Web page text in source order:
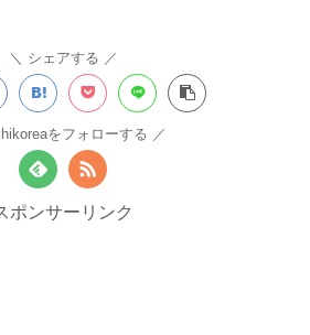
シェアする
をフォローする
ポンサーリンク